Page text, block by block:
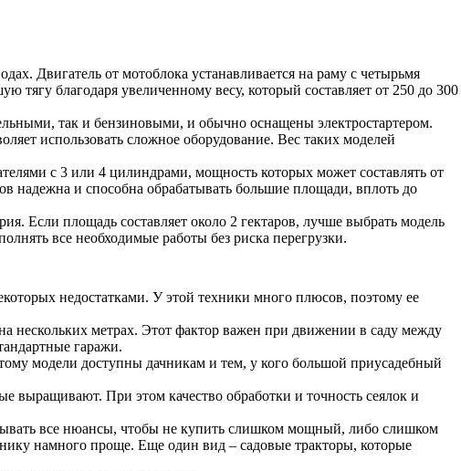
Двигатель от мотоблока устанавливается на раму с четырьмя
тягу благодаря увеличенному весу, который составляет от 250 до 300
так и бензиновыми, и обычно оснащены электростартером.
использовать сложное оборудование. Вес таких моделей
с 3 или 4 цилиндрами, мощность которых может составлять от
надежна и способна обрабатывать большие площади, вплоть до
Если площадь составляет около 2 гектаров, лучше выбрать модель
все необходимые работы без риска перегрузки.
недостатками. У этой техники много плюсов, поэтому ее
нескольких метрах. Этот фактор важен при движении в саду между
гаражи.
модели доступны дачникам и тем, у кого большой приусадебный
выращивают. При этом качество обработки и точность сеялок и
все нюансы, чтобы не купить слишком мощный, либо слишком
намного проще. Еще один вид – садовые тракторы, которые